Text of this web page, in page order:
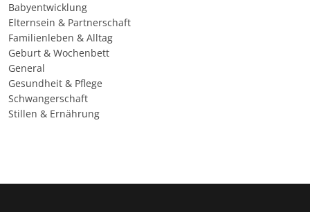
Babyentwicklung
Elternsein & Partnerschaft
Familienleben & Alltag
Geburt & Wochenbett
General
Gesundheit & Pflege
Schwangerschaft
Stillen & Ernährung